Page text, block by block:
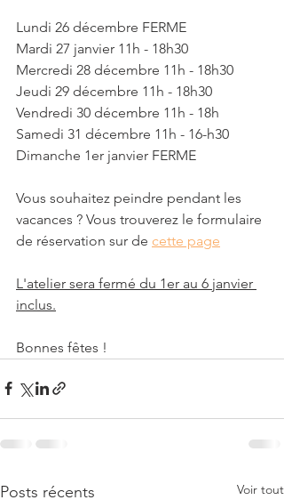
Lundi 26 décembre FERME
Mardi 27 janvier 11h - 18h30
Mercredi 28 décembre 11h - 18h30
Jeudi 29 décembre 11h - 18h30
Vendredi 30 décembre 11h - 18h
Samedi 31 décembre 11h - 16-h30
Dimanche 1er janvier FERME
Vous souhaitez peindre pendant les
vacances ? Vous trouverez le formulaire
de réservation sur de cette page
L'atelier sera fermé du 1er au 6 janvier
inclus.
Bonnes fêtes !
Posts récents Voir tout